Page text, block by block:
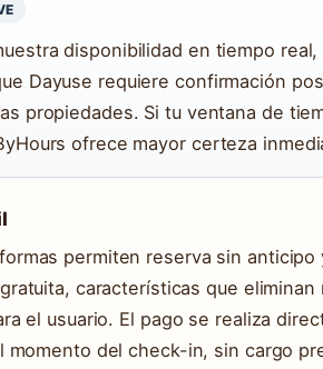
disponibilidad en tiempo real,
Dayuse requiere confirmación
propiedades. Si tu ventana de
ofrece mayor certeza
permiten reserva sin anticipo
características que eliminan
el usuario. El pago se realiza
momento del check-in, sin cargo